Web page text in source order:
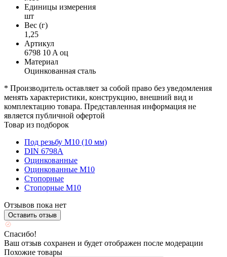
Единицы измерения
шт
Вес (г)
1,25
Артикул
6798 10 A оц
Материал
Оцинкованная сталь
* Производитель оставляет за собой право без уведомления
менять характеристики, конструкцию, внешний вид и
комплектацию товара. Представленная информация не
является публичной офертой
Товар из подборок
Под резьбу М10 (10 мм)
DIN 6798A
Оцинкованные
Оцинкованные М10
Стопорные
Стопорные М10
Отзывов пока нет
Оставить отзыв
Спасибо!
Ваш отзыв сохранен и будет отображен после модерации
Похожие товары